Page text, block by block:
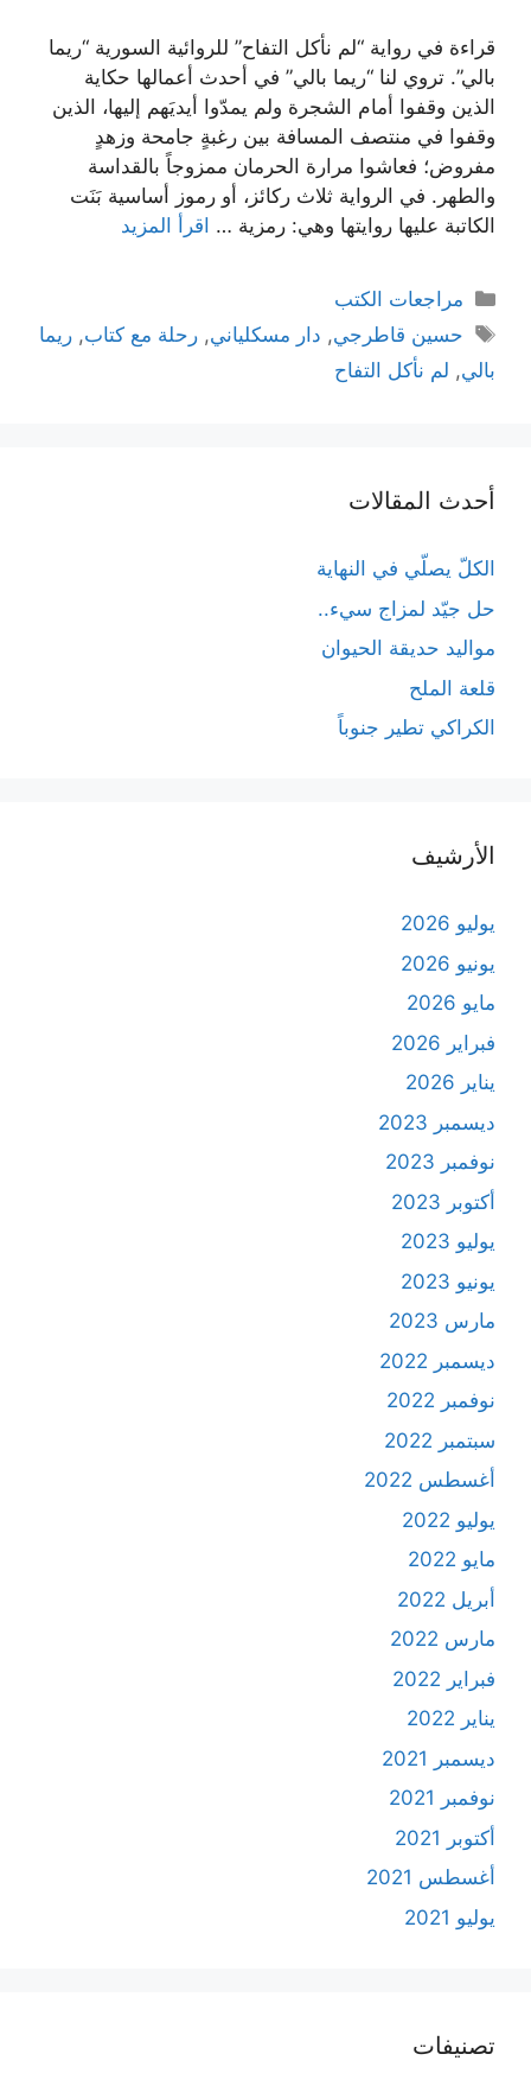
قراءة في رواية “لم نأكل التفاح” للروائية السورية “ريما
بالي”. تروي لنا “ريما بالي” في أحدث أعمالها حكاية
الذين وقفوا أمام الشجرة ولم يمدّوا أيديَهم إليها، الذين
وقفوا في منتصف المسافة بين رغبةٍ جامحة وزهدٍ
مفروض؛ فعاشوا مرارة الحرمان ممزوجاً بالقداسة
والطهر. في الرواية ثلاث ركائز، أو رموز أساسية بَنَت
الكاتبة عليها روايتها وهي: رمزية … اقرأ المزيد
التصنيفات
مراجعات الكتب
الوسوم
حسين قاطرجي, دار مسكلياني,رحلة مع كتاب,ريما
بالي, لم نأكل التفاح
أحدث المقالات
الكلّ يصلّي في النهاية
حل جيّد لمزاج سيء..
مواليد حديقة الحيوان
قلعة الملح
الكراكي تطير جنوباً
الأرشيف
يوليو 2026
يونيو 2026
مايو 2026
فبراير 2026
يناير 2026
ديسمبر 2023
نوفمبر 2023
أكتوبر 2023
يوليو 2023
يونيو 2023
مارس 2023
ديسمبر 2022
نوفمبر 2022
سبتمبر 2022
أغسطس 2022
يوليو 2022
مايو 2022
أبريل 2022
مارس 2022
فبراير 2022
يناير 2022
ديسمبر 2021
نوفمبر 2021
أكتوبر 2021
أغسطس 2021
يوليو 2021
تصنيفات